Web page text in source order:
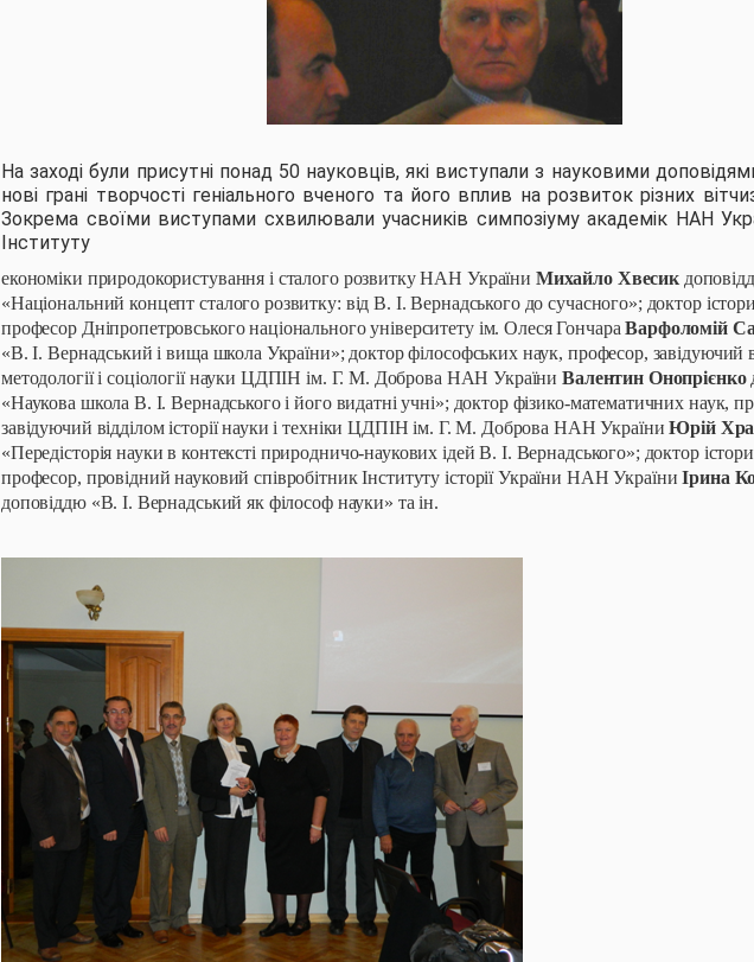
На заході були присутні понад 50 науковців, які виступали з науковими
нові грані творчості геніального вченого та його вплив на розвиток різних
Зокрема своїми виступами схвилювали учасників симпозіуму академік НАН
Інституту
економіки природокористування і сталого розвитку НАН України Михайло Хвесик
«Національний концепт сталого розвитку: від В. І. Вернадського до сучасного»; доктор
професор Дніпропетровського національного університету ім. Олеся ГончараВарфоломій
«В. І. Вернадський і вища школа України»; доктор філософських наук, професор, завідуючий
методології і соціології науки ЦДПІН ім. Г. М. Доброва НАН УкраїниВалентин Онопрієнко
«Наукова школа В. І. Вернадського і його видатні учні»; доктор фізико-математичних наук,
завідуючий відділом історії науки і техніки ЦДПІН ім. Г. М. Доброва НАН УкраїниЮрій
«Передісторія науки в контексті природничо-наукових ідей В. І. Вернадського»; доктор
професор, провідний науковий співробітник Інституту історії України НАН УкраїниІрина
доповіддю «В. І. Вернадський як філософ науки» та ін.